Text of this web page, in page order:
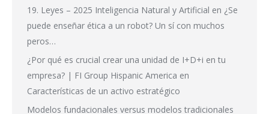
19. Leyes – 2025 Inteligencia Natural y Artificial en ¿Se
puede enseñar ética a un robot? Un sí con muchos
peros…
¿Por qué es crucial crear una unidad de I+D+i en tu
empresa? | FI Group Hispanic America en
Características de un activo estratégico
Modelos fundacionales versus modelos tradicionales